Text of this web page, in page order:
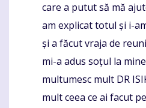
care a putut să mă
am explicat totul și i-
și a făcut vraja de
mi-a adus soțul la
multumesc mult DR
mult ceea ce ai facut